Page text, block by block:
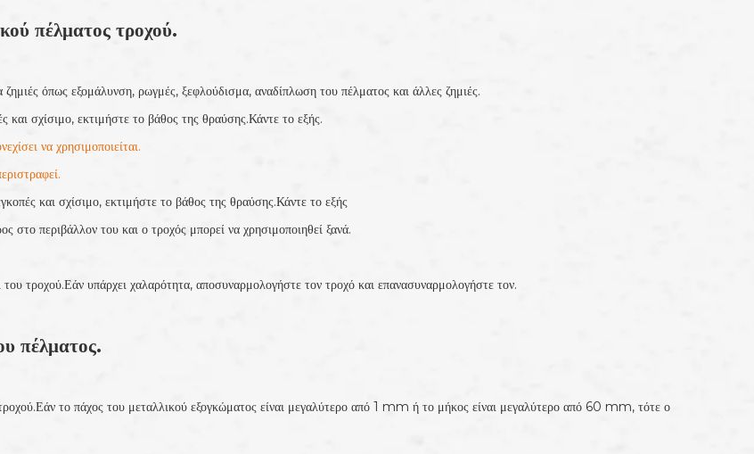
πέλματος τροχού.
όπως εξομάλυνση, ρωγμές, ξεφλούδισμα, αναδίπλωση του πέλματος και άλλες ζημιές.
και σχίσιμο, εκτιμήστε το βάθος της θραύσης.Κάντε το εξής.
να χρησιμοποιείται.
και σχίσιμο, εκτιμήστε το βάθος της θραύσης.Κάντε το εξής
στο περιβάλλον του και ο τροχός μπορεί να χρησιμοποιηθεί ξανά.
τροχού.Εάν υπάρχει χαλαρότητα, αποσυναρμολογήστε τον τροχό και επανασυναρμολογήστε τον.
πέλματος.
το πάχος του μεταλλικού εξογκώματος είναι μεγαλύτερο από 1 mm ή το μήκος είναι μεγαλύτερο από 60 mm, τότε ο